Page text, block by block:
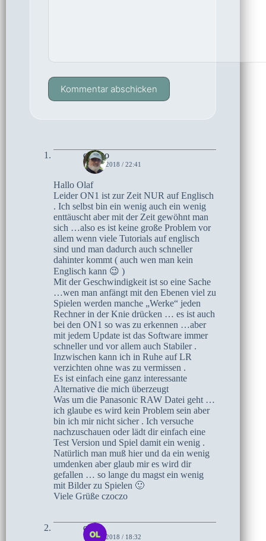
Kommentar abschicken
czoczo
1. JULI 2018 / 22:41
Hallo Olaf
Leider ON1 ist zur Zeit NUR auf Englisch
. Ich selbst bin ein wenig auch ein wenig
enttäuscht aber mit der Zeit gewöhnt man
sich …also es ist keine große Problem vor
allem wenn viele Tutorials auf englisch
sind und man dadurch auch schneller
dahinter kommt ( auch wen man kein
Englisch kann 😉 )
Mit der Geschwindigkeit ist so eine Sache
…wen man anfängt mit den Ebenen viel zu
Spielen werden manche „Werke“ jeden
Rechner in der Knie drücken … es ist auch
bei den ON1 so was zu erkennen …aber
mit jedem Update ist das Software immer
schneller und vor allem auch Stabiler .
Inzwischen kann ich in Ruhe auf LR
verzichten ohne was zu vermissen .
Es ist einfach eine ganz interessante
Alternative die mich überzeugt
Was um die Panasonic RAW Datei geht …
ich glaube es wird kein Problem sein aber
bin ich mir nicht sicher . Ich versuche
nachzuschauen oder lädt dir einfach eine
Test Version und Spiel damit ein wenig .
Natürlich man muß hier und da ein wenig
umdenken aber glaub mir es wird dir
gefallen … so lange du magst ein wenig
mit Bilder zu Spielen 🙂
Viele Grüße czoczo
olaf
1. JULI 2018 / 18:32